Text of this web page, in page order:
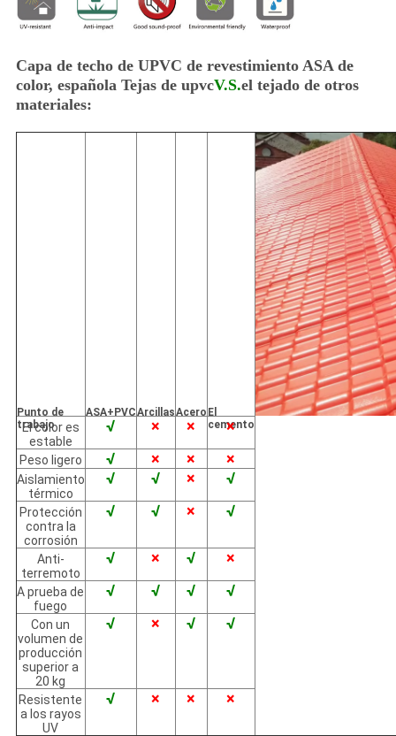
Capa de techo de UPVC de revestimiento ASA de
color, española Tejas de upvcV.S.el tejado de otros
materiales:
Punto de
trabajo
ASA+PVCArcillasAcero El
cemento
El color es
estable
√ × × ×
Peso ligero √ × × ×
Aislamiento
térmico
√ √ × √
Protección
contra la
corrosión
√ √ × √
Anti-
terremoto
√ × √ ×
A prueba de
fuego
√ √ √ √
Con un
volumen de
producción
superior a
20 kg
√ × √ √
Resistente
a los rayos
UV
√ × × ×